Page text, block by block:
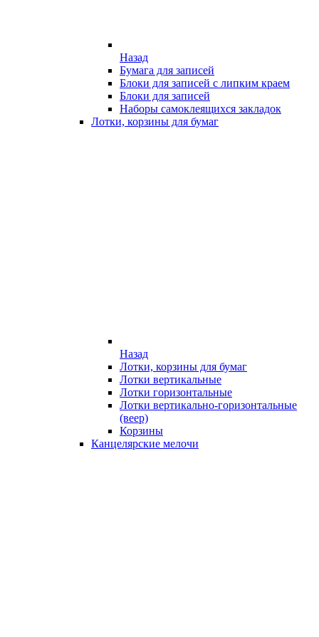
Назад
Бумага для записей
Блоки для записей с липким краем
Блоки для записей
Наборы самоклеящихся закладок
Лотки, корзины для бумаг
Назад
Лотки, корзины для бумаг
Лотки вертикальные
Лотки горизонтальные
Лотки вертикально-горизонтальные
(веер)
Корзины
Канцелярские мелочи